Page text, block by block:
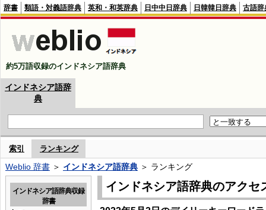
辞書 類語・対義語辞典 英和・和英辞典 日中中日辞典 日韓韓日辞典 古語辞
約5万語収録のインドネシア語辞典
インドネシア語辞
典
索引 ランキング
Weblio 辞書 ＞ インドネシア語辞典 ＞ ランキング
インドネシア語辞典のアクセ
インドネシア語辞典収録
辞書